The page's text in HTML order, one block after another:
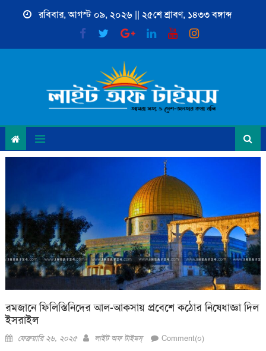
রবিবার, আগস্ট ০৯, ২০২৬ || ২৫শে শ্রাবণ, ১৪৩৩ বঙ্গাব্দ
রমজানে ফিলিস্তিনিদের আল-আকসায় প্রবেশে কঠোর নিষেধাজ্ঞা দিল
ইসরাইল
Posted
ফেব্রুয়ারি ২৬, ২০২৫ Author
লাইট অফ টাইমস্ Comment(০)